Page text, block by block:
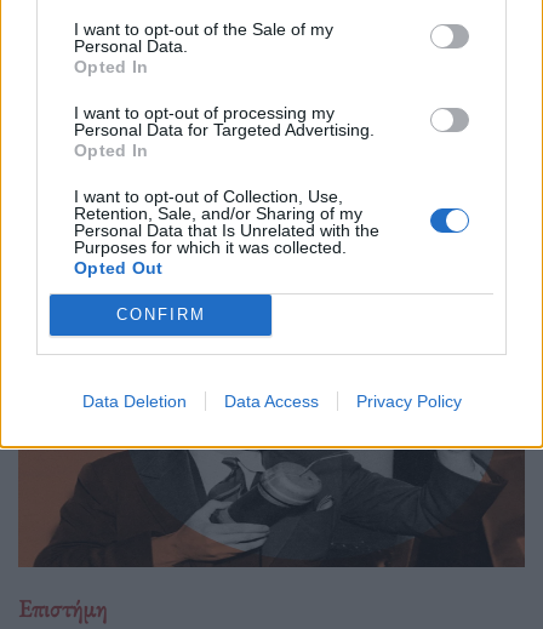
I want to opt-out of the Sale of my
Personal Data.
Opted In
I want to opt-out of processing my
Personal Data for Targeted Advertising.
Opted In
I want to opt-out of Collection, Use,
Retention, Sale, and/or Sharing of my
Personal Data that Is Unrelated with the
Purposes for which it was collected.
Opted Out
CONFIRM
Data Deletion Data Access Privacy Policy
Από τον Άρη μέχρι το μέλλον: Τι ψάχνουμε
πραγματικά στο διάστημα
31.03.26
Η κουβέντα για το Διάστημα είναι πάντα ανοιχτή κι ας
μονοπωλεί σήμερα ο πόλεμος. Ας δούμε μία ενδιαφέρουσα
προσέγγιση.
Επιστήμη